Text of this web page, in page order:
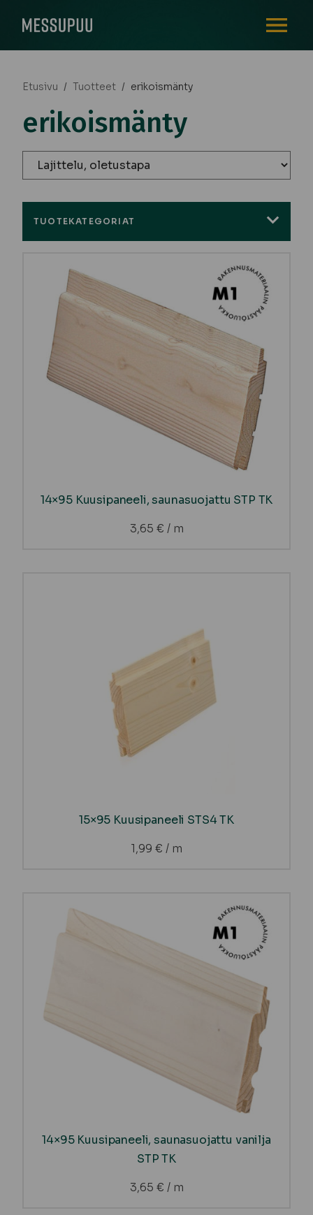
Etusivu / Tuotteet / erikoismänty
erikoismänty
TUOTEKATEGORIAT
14×95 Kuusipaneeli, saunasuojattu STP TK
3,65 € / m
15×95 Kuusipaneeli STS4 TK
1,99 € / m
14×95 Kuusipaneeli, saunasuojattu vanilja
STP TK
3,65 € / m